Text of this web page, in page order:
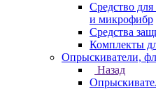
Средство
и микрофибр
Средства
Комплекты
Опрыскиватели,
Назад